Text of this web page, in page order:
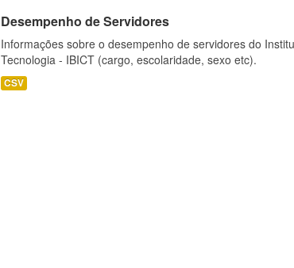
Desempenho de Servidores
Informações sobre o desempenho de servidores do
Tecnologia - IBICT (cargo, escolaridade, sexo etc).
CSV